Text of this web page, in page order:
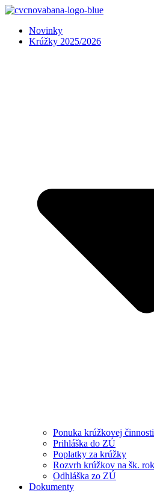
Preskočiť
obsah
Novinky
Krúžky 2025/2026
Ponuka krúžkovej
Prihláška do ZÚ
Poplatky za krúžky
Rozvrh krúžkov na šk.
Odhláška zo ZÚ
Dokumenty